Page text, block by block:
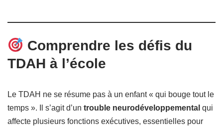
Comprendre les défis du
TDAH à l’école
Le TDAH ne se résume pas à un enfant « qui bouge tout le
temps ». Il s’agit d’un trouble neurodéveloppemental qui
affecte plusieurs fonctions exécutives, essentielles pour